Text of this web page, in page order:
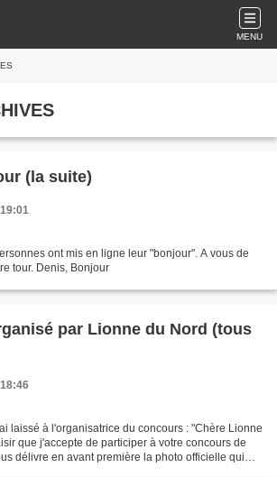
MENU
(la suite)
ont mis en ligne leur "bonjour". A vous de
tour. Denis, Bonjour
par Lionne du Nord (tous
laissé à l'organisatrice du concours : "Chère Lionne
que j'accepte de participer à votre concours de
délivre en avant première la photo officielle qui